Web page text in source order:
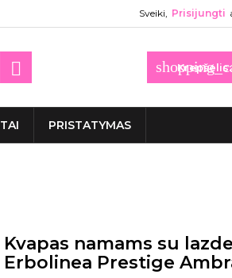
Sveiki, Prisijungti
Krepšelis:

PRISTATYMAS
Kvapas namams su
Erbolinea Prestige